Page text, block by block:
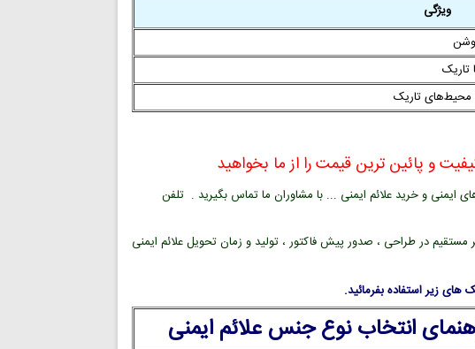
ویژگی
تاریک
محیط‌های تاریک
و پائین ترین قیمت را از ما بخواهید
ایمنی و خرید علائم ایمنی ... با مشاوران ما تماس بگیرید . تلفن
مستقیم در طراحی ، صدور پیش فاکتور ، تولید و زمان تحویل علائم ایمنی
زیر استفاده بفرمائید.
انتخاب نوع جنس علائم ایمنی